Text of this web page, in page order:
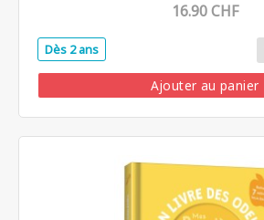
16.90 CHF
Dès 2 ans
Ajouter au panier